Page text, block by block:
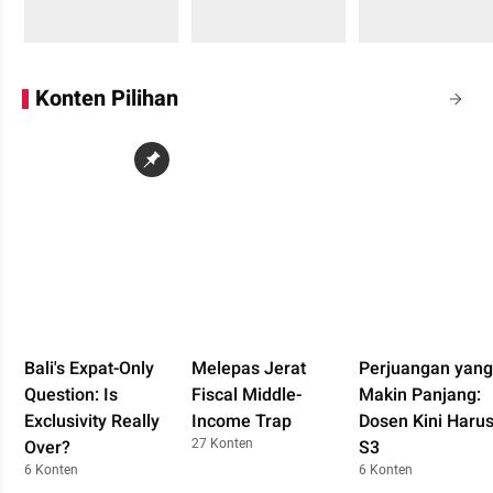
Konten Pilihan
Bali's Expat-Only
Question: Is
Exclusivity Really
Over?
6 Konten
Melepas Jerat
Fiscal Middle-
Income Trap
27 Konten
Perjuangan yang
Makin Panjang:
Dosen Kini Harus
S3
6 Konten